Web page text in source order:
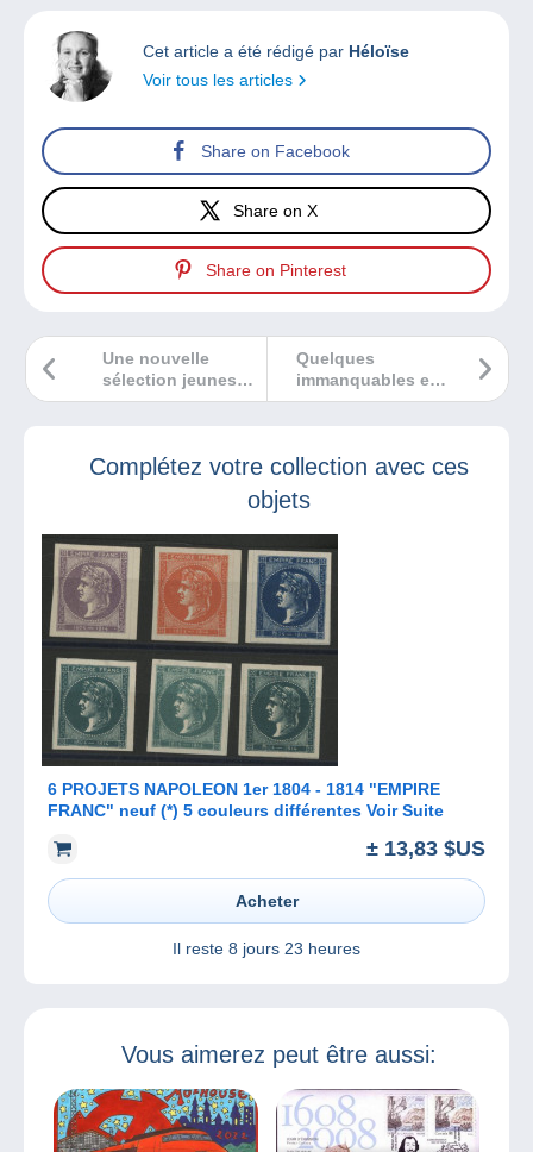
Cet article a été rédigé par Héloïse
Voir tous les articles
Share on Facebook
Share on X
Share on Pinterest
Quelques
immanquables en
bandes dessinées
Une nouvelle
sélection jeunesse
dans les bédélires
Complétez votre collection avec ces
objets
6 PROJETS NAPOLEON 1er 1804 - 1814 "EMPIRE
FRANC" neuf (*) 5 couleurs différentes Voir Suite
± 13,83 $US
Acheter
Il reste 8 jours 23 heures
Vous aimerez peut être aussi: